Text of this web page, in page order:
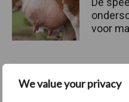
We value your privacy
voor